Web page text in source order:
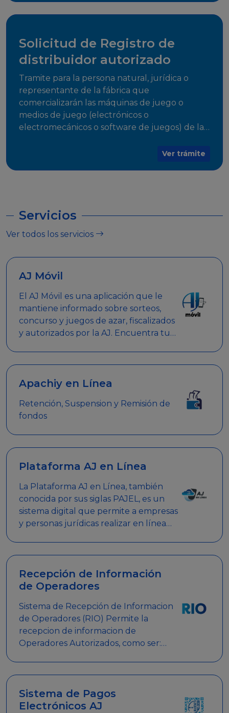
Solicitud de Registro de
distribuidor autorizado
Tramite para la persona natural, jurídica o
representante de la fábrica que
comercializarán las máquinas de juego o
medios de juego (electrónicos o
electromecánicos o software de juegos) de las
Ver trámite
Servicios
Ver todos los servicios
AJ Móvil
El AJ Móvil es una aplicación que le
mantiene informado sobre sorteos,
concurso y juegos de azar, fiscalizados
y autorizados por la AJ. Encuentra tus
clave.
Apachiy en Línea
Retención, Suspension y Remisión de
fondos
Plataforma AJ en Línea
La Plataforma AJ en Línea, también
conocida por sus siglas PAJEL, es un
sistema digital que permite a empresas
y personas jurídicas realizar en línea
Recepción de Información
de Operadores
Sistema de Recepción de Informacion
de Operadores (RIO) Permite la
recepcion de informacion de
Operadores Autorizados, como ser:
Sistema de Pagos
Electrónicos AJ